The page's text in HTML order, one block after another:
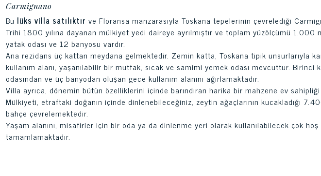
Carmignano
Bu lüks villa satılıktır ve Floransa manzarasıyla Toskana tepelerinin çevrelediği
Trihi 1800 yılına dayanan mülkiyet yedi daireye ayrılmıştır ve toplam yüzölçümü 1.000
yatak odası ve 12 banyosu vardır.
Ana rezidans üç kattan meydana gelmektedir. Zemin katta, Toskana tipik unsurlarıyla
kullanım alanı, yaşanılabilir bir mutfak, sıcak ve samimi yemek odası mevcuttur.
odasından ve üç banyodan oluşan gece kullanım alanını ağırlamaktadır.
Villa ayrıca, dönemin bütün özelliklerini içinde barındıran harika bir mahzene ev sahipliği
Mülkiyeti, etraftaki doğanın içinde dinlenebileceğiniz, zeytin ağaçlarının kucakladığı
bahçe çevrelemektedir.
Yaşam alanını, misafirler için bir oda ya da dinlenme yeri olarak kullanılabilecek çok
tamamlamaktadır.